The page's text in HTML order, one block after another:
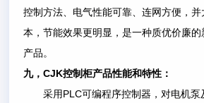
控制方法、电气性能可靠、连网方便，
本，节能效果更明显，是一种质优价廉的
产品。
九，CJK控制柜产品性能和特性：
采用 PLC可编程序控制器，对电机泵